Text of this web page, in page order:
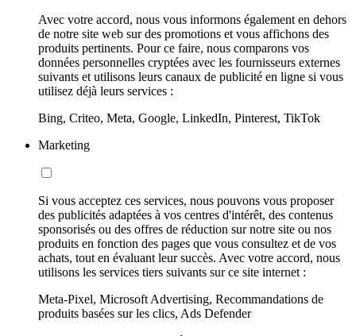
Avec votre accord, nous vous informons également en dehors
de notre site web sur des promotions et vous affichons des
produits pertinents. Pour ce faire, nous comparons vos
données personnelles cryptées avec les fournisseurs externes
suivants et utilisons leurs canaux de publicité en ligne si vous
utilisez déjà leurs services :
Bing, Criteo, Meta, Google, LinkedIn, Pinterest, TikTok
Marketing
Si vous acceptez ces services, nous pouvons vous proposer
des publicités adaptées à vos centres d'intérêt, des contenus
sponsorisés ou des offres de réduction sur notre site ou nos
produits en fonction des pages que vous consultez et de vos
achats, tout en évaluant leur succès. Avec votre accord, nous
utilisons les services tiers suivants sur ce site internet :
Meta-Pixel, Microsoft Advertising, Recommandations de
produits basées sur les clics, Ads Defender